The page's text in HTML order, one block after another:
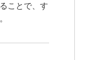
ことで、す